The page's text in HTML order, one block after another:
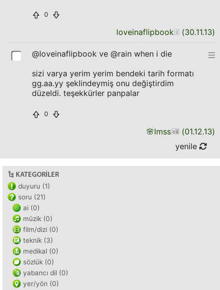
0
loveinaflipbook (30.11.13)
@loveinaflipbook ve @rain when i die
sizi varya yerim yerim bendeki tarih formatı
gg.aa.yy şeklindeymiş onu değiştirdim
düzeldi. teşekkürler panpalar
0
🌸lmss (01.12.13)
yenile
KATEGORILER
duyuru (1)
soru (21)
ai (0)
müzik (0)
film/dizi (0)
teknik (3)
medikal (0)
sözlük (0)
yabancı dil (0)
yer/yön (0)